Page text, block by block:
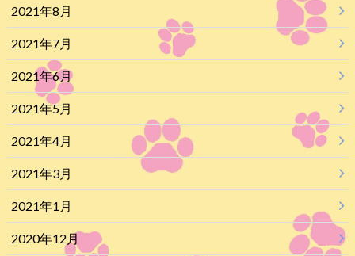
2021年8月
2021年7月
2021年6月
2021年5月
2021年4月
2021年3月
2021年1月
2020年12月